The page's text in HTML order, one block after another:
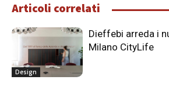
Articoli correlati
Design
Dieffebi arreda i
Milano CityLife